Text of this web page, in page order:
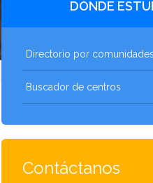
DÓNDE
Directorio por comunidades
Buscador de centros
Contáctanos